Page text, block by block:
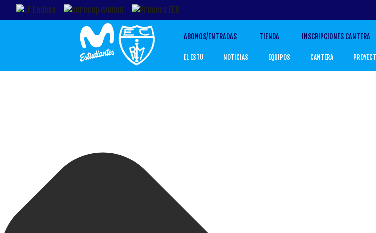
ABONOS/ENTRADAS TIENDA INSCRIPCIONES CANTERA
EL ESTU NOTICIAS EQUIPOS CANTERA